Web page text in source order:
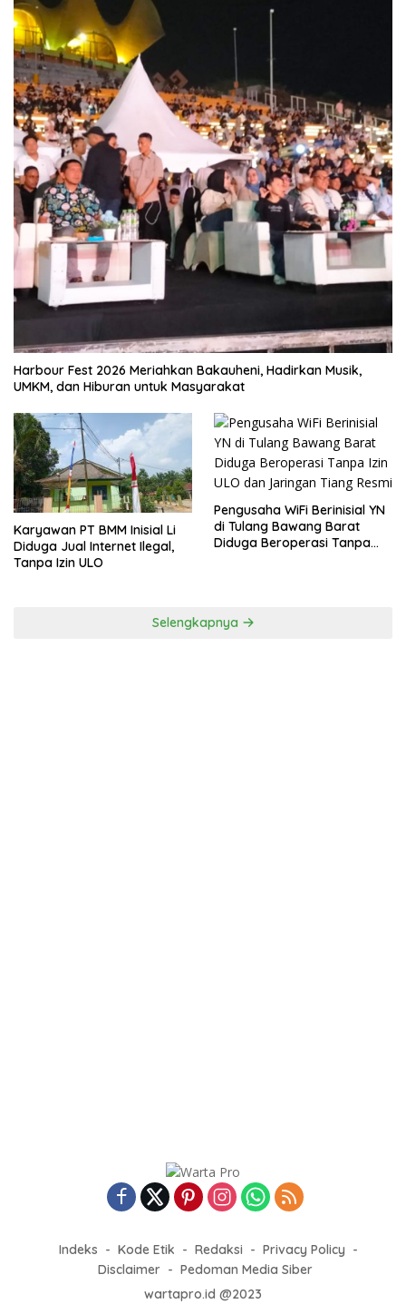
Harbour Fest 2026 Meriahkan Bakauheni, Hadirkan Musik,
UMKM, dan Hiburan untuk Masyarakat
Karyawan PT BMM Inisial Li
Diduga Jual Internet Ilegal,
Tanpa Izin ULO
Pengusaha WiFi Berinisial YN
di Tulang Bawang Barat
Diduga Beroperasi Tanpa
Selengkapnya
Indeks Kode Etik Redaksi
Privacy Policy
Disclaimer
Pedoman Media Siber
wartapro.id @2023